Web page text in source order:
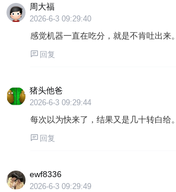
周大福
2026-6-3 09:29:40
感觉机器一直在吃分，就是不肯吐出来。
回复
猪头他爸
2026-6-3 09:29:44
每次以为快来了，结果又是几十转白给。
回复
ewf8336
2026-6-3 09:29:49